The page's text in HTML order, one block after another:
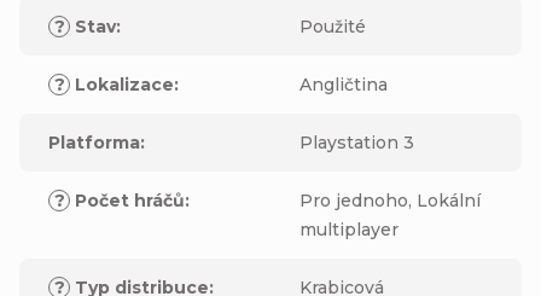
? Stav: Použité
? Lokalizace: Angličtina
Platforma: Playstation 3
? Počet hráčů:
Pro jednoho, Lokální
multiplayer
? Typ distribuce: Krabicová